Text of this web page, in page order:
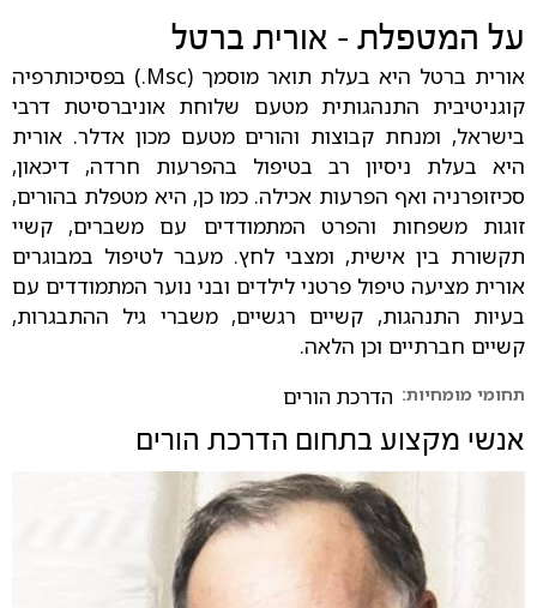
על המטפלת - אורית ברטל
אורית ברטל היא בעלת תואר מוסמך (Msc.) בפסיכותרפיה
קוגניטיבית התנהגותית מטעם שלוחת אוניברסיטת דרבי
בישראל, ומנחת קבוצות והורים מטעם מכון אדלר. אורית
היא בעלת ניסיון רב בטיפול בהפרעות חרדה, דיכאון,
סכיזופרניה ואף הפרעות אכילה. כמו כן, היא מטפלת בהורים,
זוגות משפחות והפרט המתמודדים עם משברים, קשיי
תקשורת בין אישית, ומצבי לחץ. מעבר לטיפול במבוגרים
אורית מציעה טיפול פרטני לילדים ובני נוער המתמודדים עם
בעיות התנהגות, קשיים רגשיים, משברי גיל ההתבגרות,
קשיים חברתיים וכן הלאה.
תחומי מומחיות: הדרכת הורים
אנשי מקצוע בתחום הדרכת הורים